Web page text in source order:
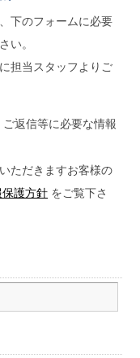
下のフォームに必要
い。
担当スタッフよりご
返信等に必要な情報
ただきますお客様の
護方針 をご覧下さ